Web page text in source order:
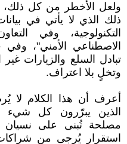
ولعل الأخطر من كل ذلك،
ذلك الذي لا يأتي في
التكنولوجية، وفي
الاصطناعي الأمني"، وفي
تبادل السلع والزيارات غير
وتخلٍ بلا اعتراف.
أعرف أن هذا الكلام لا
الذين يبرّرون كل شيء
مصلحة تُبنى على
استقرار يُرجى من